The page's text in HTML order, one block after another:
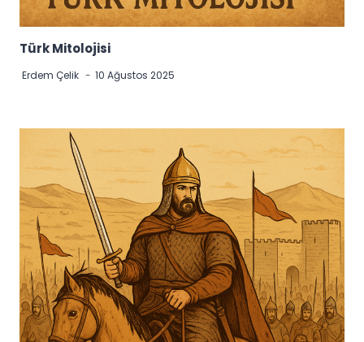
Türk Mitolojisi
Erdem Çelik 10 Ağustos 2025